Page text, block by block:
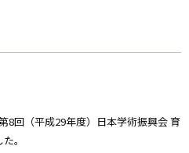
8回（平成29年度）日本学術振興会 育
。